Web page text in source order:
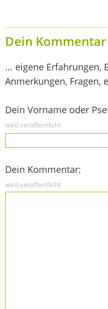
Dein
... eigene Erfahrungen,
Anmerkungen, Fragen,
Dein Vorname oder
wird veröffentlicht
Dein Kommentar:
wird veröffentlicht